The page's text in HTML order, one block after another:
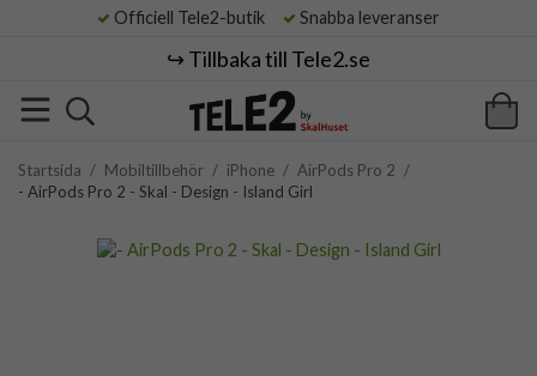
Officiell Tele2-butik Snabba leveranser
↪️ Tillbaka till Tele2.se
Startsida / Mobiltillbehör / iPhone / AirPods Pro 2 /
- AirPods Pro 2 - Skal - Design - Island Girl